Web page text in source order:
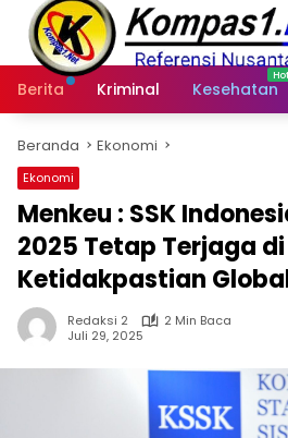
Langsung
konten
Berita
Kriminal Kesehatan
Beranda Ekonomi
Ekonomi
Menkeu : SSK
2025 Tetap Terjaga
Ketidakpastian
Redaksi 2
2 Min Baca
Juli 29, 2025